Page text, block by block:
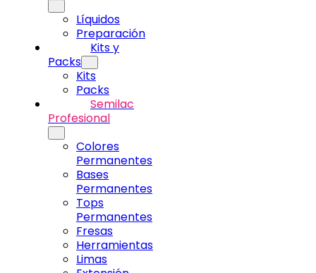
Líquidos
Preparación
Kits y
Packs
Kits
Packs
Semilac
Profesional
Colores
Permanentes
Bases
Permanentes
Tops
Permanentes
Fresas
Herramientas
Limas